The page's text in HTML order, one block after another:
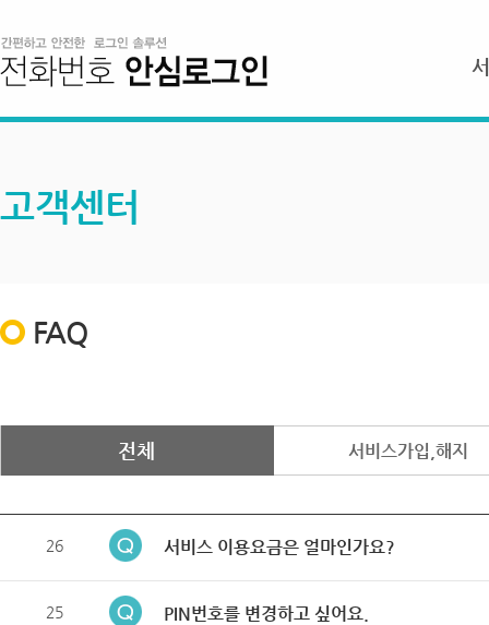
고객센터
FAQ
전체 서비스가입,해지
26 서비스 이용요금은 얼마인가요?
25 PIN번호를 변경하고 싶어요.